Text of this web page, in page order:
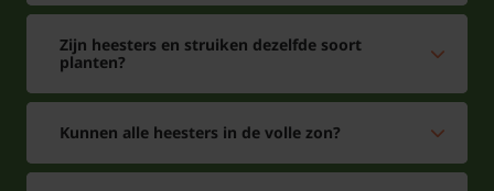
Zijn heesters en struiken dezelfde soort
planten?
Kunnen alle heesters in de volle zon?